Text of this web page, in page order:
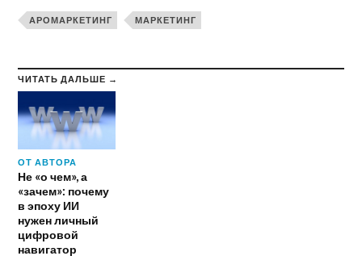
АРОМАРКЕТИНГ МАРКЕТИНГ
ЧИТАТЬ ДАЛЬШЕ →
ОТ АВТОРА
Не «о чем», а
«зачем»: почему
в эпоху ИИ
нужен личный
цифровой
навигатор